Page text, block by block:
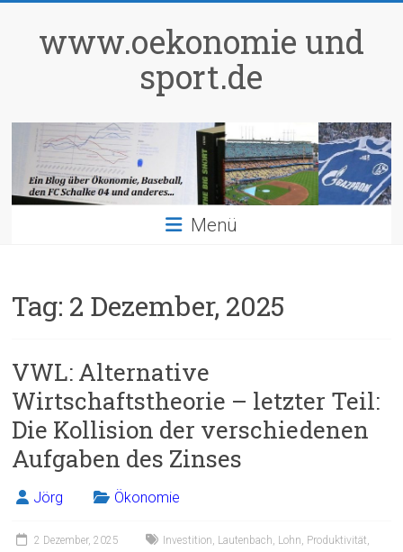
springenwww.oekonomie und
sport.de
Menü
Tag: 2 Dezember, 2025
VWL: Alternative
Wirtschaftstheorie – letzter Teil:
Die Kollision der verschiedenen
Aufgaben des Zinses
Jörg Ökonomie
2 Dezember, 2025 Investition, Lautenbach, Lohn, Produktivität,